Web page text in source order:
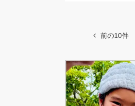
前の10件